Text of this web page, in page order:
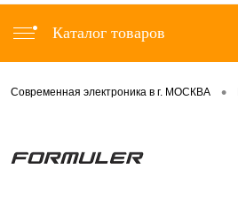
Каталог товаров
Современная электроника в г. МОСКВА •